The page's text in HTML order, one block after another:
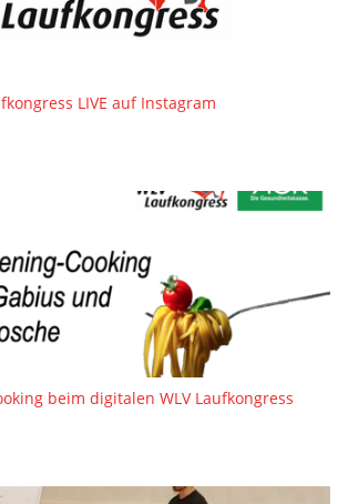
LIVE auf Instagram
beim digitalen WLV Laufkongress